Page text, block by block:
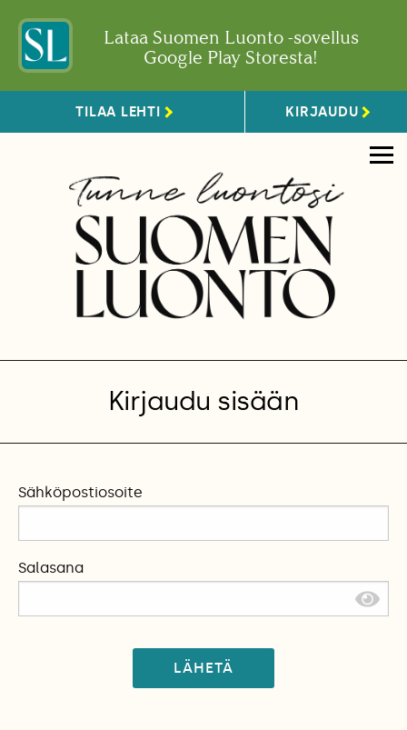
Lataa Suomen Luonto -sovellus
Google Play Storesta!
TILAA LEHTI KIRJAUDU
Kirjaudu sisään
Sähköpostiosoite
Salasana
LÄHETÄ